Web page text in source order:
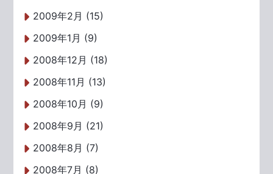
2009年2月 (15)
2009年1月 (9)
2008年12月 (18)
2008年11月 (13)
2008年10月 (9)
2008年9月 (21)
2008年8月 (7)
2008年7月 (8)